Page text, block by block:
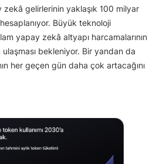
gelirlerinin yaklaşık 100 milyar
Büyük teknoloji
yapay zekâ altyapı harcamalarının
bekleniyor. Bir yandan da
her geçen gün daha çok artacağını